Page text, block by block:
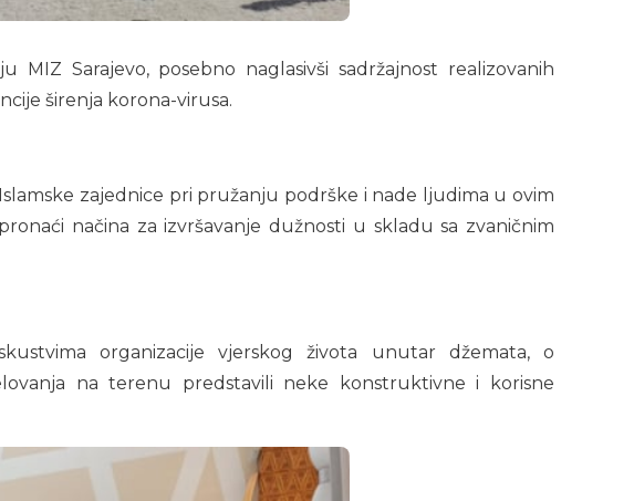
Sarajevo, posebno naglasivši sadržajnost realizovanih
širenja korona-virusa.
zajednice pri pružanju podrške i nade ljudima u ovim
načina za izvršavanje dužnosti u skladu sa zvaničnim
organizacije vjerskog života unutar džemata, o
na terenu predstavili neke konstruktivne i korisne